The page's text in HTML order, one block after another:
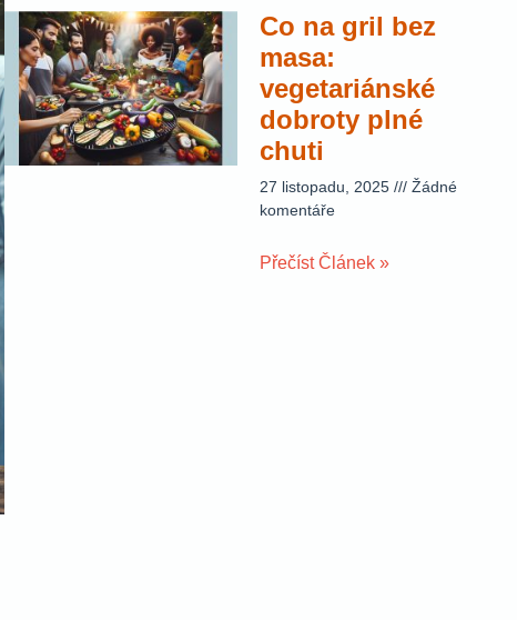
Co na gril bez
masa:
vegetariánské
dobroty plné
chuti
27 listopadu, 2025
Žádné
komentáře
Přečíst Článek »